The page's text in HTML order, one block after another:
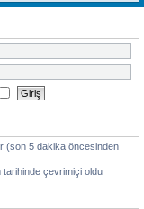
(son 5 dakika öncesinden
çevrimiçi oldu